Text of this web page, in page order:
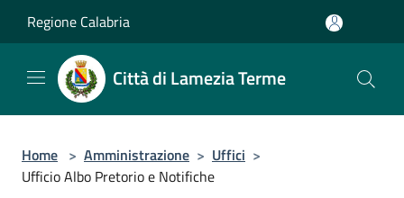
Regione Calabria
Città di Lamezia Terme
Home > Amministrazione > Uffici >
Ufficio Albo Pretorio e Notifiche